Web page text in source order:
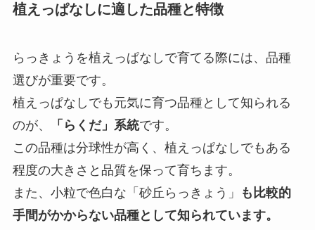
植えっぱなしに適した品種と特徴
らっきょうを植えっぱなしで育てる際には、品種
選びが重要です。
植えっぱなしでも元気に育つ品種として知られる
のが、
「らくだ」系統です。
この品種は分球性が高く、植えっぱなしでもある
程度の大きさと品質を保って育ちます。
また、小粒で色白な「砂丘らっきょう」
も比較的
手間がかからない品種として知られています。